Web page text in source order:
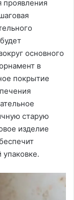
проявления
основного
в
покрытие
старую
изделие